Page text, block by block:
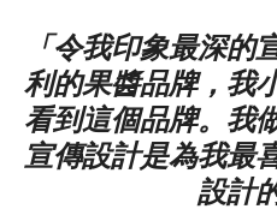
「令我印象最深的
利的果醬品牌，我
看到這個品牌。我
宣傳設計是為我最
設計